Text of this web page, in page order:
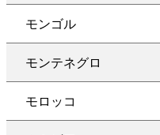
モンゴル
モンテネグロ
モロッコ